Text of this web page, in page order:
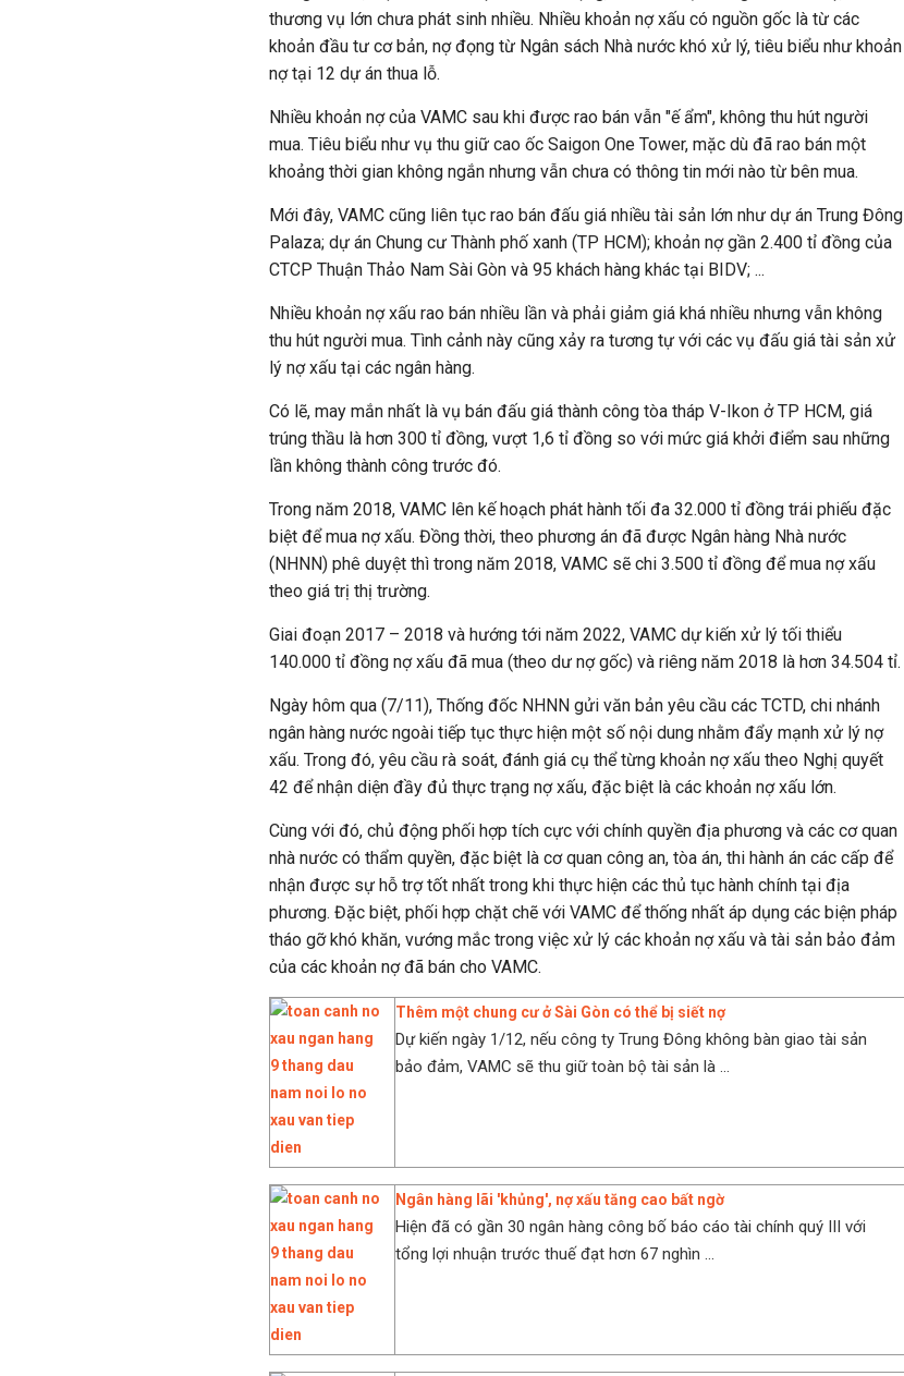
thương vụ lớn chưa phát sinh nhiều. Nhiều khoản nợ xấu có nguồn gốc là từ các
khoản đầu tư cơ bản, nợ đọng từ Ngân sách Nhà nước khó xử lý, tiêu biểu như khoản
nợ tại 12 dự án thua lỗ.
Nhiều khoản nợ của VAMC sau khi được rao bán vẫn "ế ẩm", không thu hút người
mua. Tiêu biểu như vụ thu giữ cao ốc Saigon One Tower, mặc dù đã rao bán một
khoảng thời gian không ngắn nhưng vẫn chưa có thông tin mới nào từ bên mua.
Mới đây, VAMC cũng liên tục rao bán đấu giá nhiều tài sản lớn như dự án Trung Đông
Palaza; dự án Chung cư Thành phố xanh (TP HCM); khoản nợ gần 2.400 tỉ đồng của
CTCP Thuận Thảo Nam Sài Gòn và 95 khách hàng khác tại BIDV; ...
Nhiều khoản nợ xấu rao bán nhiều lần và phải giảm giá khá nhiều nhưng vẫn không
thu hút người mua. Tình cảnh này cũng xảy ra tương tự với các vụ đấu giá tài sản xử
lý nợ xấu tại các ngân hàng.
Có lẽ, may mắn nhất là vụ bán đấu giá thành công tòa tháp V-Ikon ở TP HCM, giá
trúng thầu là hơn 300 tỉ đồng, vượt 1,6 tỉ đồng so với mức giá khởi điểm sau những
lần không thành công trước đó.
Trong năm 2018, VAMC lên kế hoạch phát hành tối đa 32.000 tỉ đồng trái phiếu đặc
biệt để mua nợ xấu. Đồng thời, theo phương án đã được Ngân hàng Nhà nước
(NHNN) phê duyệt thì trong năm 2018, VAMC sẽ chi 3.500 tỉ đồng để mua nợ xấu
theo giá trị thị trường.
Giai đoạn 2017 – 2018 và hướng tới năm 2022, VAMC dự kiến xử lý tối thiểu
140.000 tỉ đồng nợ xấu đã mua (theo dư nợ gốc) và riêng năm 2018 là hơn 34.504 tỉ.
Ngày hôm qua (7/11), Thống đốc NHNN gửi văn bản yêu cầu các TCTD, chi nhánh
ngân hàng nước ngoài tiếp tục thực hiện một số nội dung nhằm đẩy mạnh xử lý nợ
xấu. Trong đó, yêu cầu rà soát, đánh giá cụ thể từng khoản nợ xấu theo Nghị quyết
42 để nhận diện đầy đủ thực trạng nợ xấu, đặc biệt là các khoản nợ xấu lớn.
Cùng với đó, chủ động phối hợp tích cực với chính quyền địa phương và các cơ quan
nhà nước có thẩm quyền, đặc biệt là cơ quan công an, tòa án, thi hành án các cấp để
nhận được sự hỗ trợ tốt nhất trong khi thực hiện các thủ tục hành chính tại địa
phương. Đặc biệt, phối hợp chặt chẽ với VAMC để thống nhất áp dụng các biện pháp
tháo gỡ khó khăn, vướng mắc trong việc xử lý các khoản nợ xấu và tài sản bảo đảm
của các khoản nợ đã bán cho VAMC.
Thêm một chung cư ở Sài Gòn có thể bị siết nợ
Dự kiến ngày 1/12, nếu công ty Trung Đông không bàn giao tài sản
bảo đảm, VAMC sẽ thu giữ toàn bộ tài sản là ...
Ngân hàng lãi 'khủng', nợ xấu tăng cao bất ngờ
Hiện đã có gần 30 ngân hàng công bố báo cáo tài chính quý III với
tổng lợi nhuận trước thuế đạt hơn 67 nghìn ...